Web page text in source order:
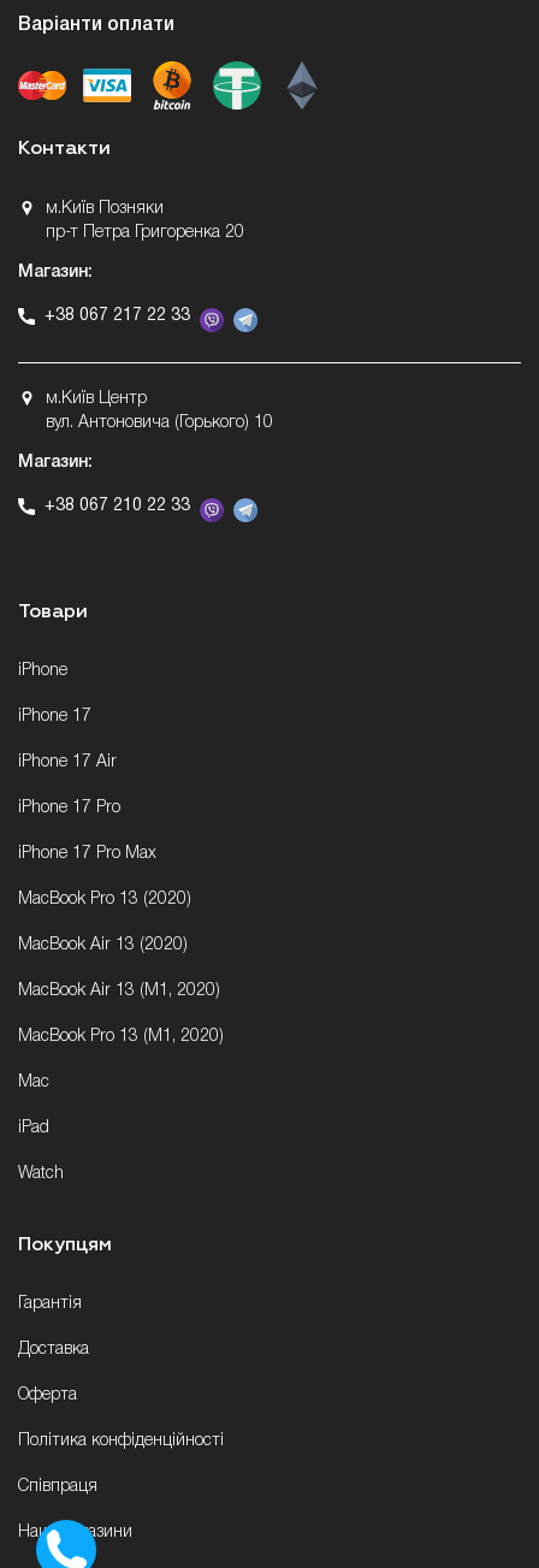
Варіанти оплати
Контакти
м.Київ Позняки
пр-т Петра Григоренка 20
Магазин:
+38 067 217 22 33
м.Київ Центр
вул. Антоновича (Горького) 10
Магазин:
+38 067 210 22 33
Товари
iPhone
iPhone 17
iPhone 17 Air
iPhone 17 Pro
iPhone 17 Pro Max
MacBook Pro 13 (2020)
MacBook Air 13 (2020)
MacBook Air 13 (M1, 2020)
MacBook Pro 13 (M1, 2020)
Mac
iPad
Watch
Покупцям
Гарантія
Доставка
Оферта
Політика конфіденційності
Співпраця
Наші магазини